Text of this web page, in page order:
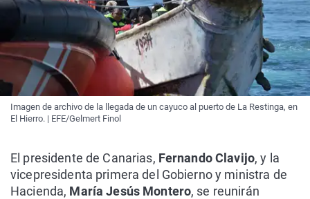
Imagen de archivo de la llegada de un cayuco al puerto de La Restinga, en
El Hierro. | EFE/Gelmert Finol
El presidente de Canarias, Fernando Clavijo, y la
vicepresidenta primera del Gobierno y ministra de
Hacienda, María Jesús Montero, se reunirán